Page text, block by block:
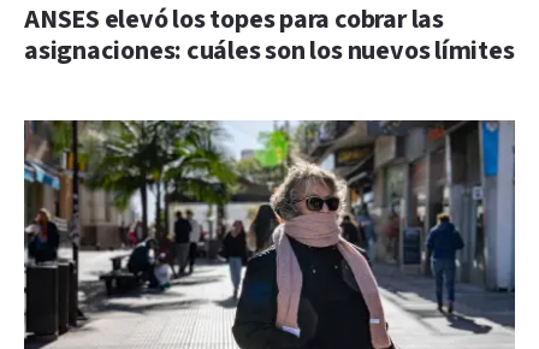
ANSES elevó los topes para cobrar las
asignaciones: cuáles son los nuevos límites